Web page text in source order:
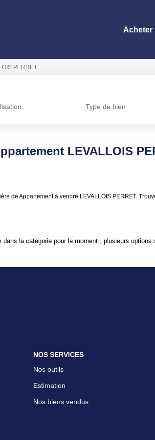
Acheter
PERRET
Type de bien
LEVALLOIS
de Appartement à vendre LEVALLOIS PERRET.
dans la catégorie pour le moment , plusieurs options
NOS SERVICES
Nos outils
Estimation
Nos biens vendus